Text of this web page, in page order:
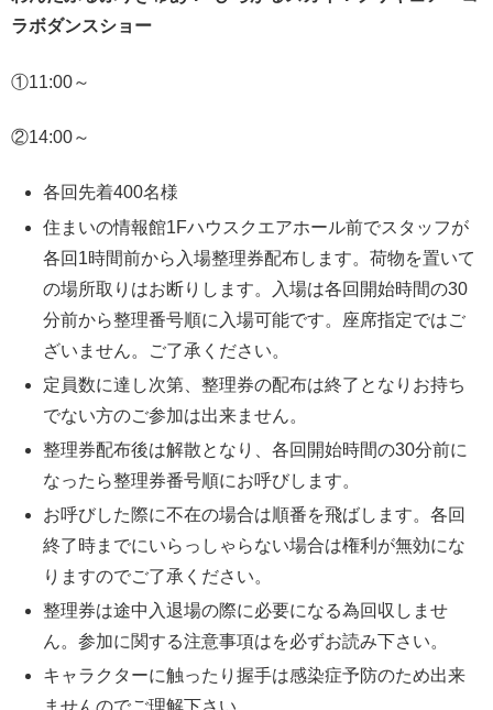
ラボダンスショー
①11:00～
②14:00～
各回先着400名様
住まいの情報館1Fハウスクエアホール前でスタッフが
各回1時間前から入場整理券配布します。荷物を置いて
の場所取りはお断りします。入場は各回開始時間の30
分前から整理番号順に入場可能です。座席指定ではご
ざいません。ご了承ください。
定員数に達し次第、整理券の配布は終了となりお持ち
でない方のご参加は出来ません。
整理券配布後は解散となり、各回開始時間の30分前に
なったら整理券番号順にお呼びします。
お呼びした際に不在の場合は順番を飛ばします。各回
終了時までにいらっしゃらない場合は権利が無効にな
りますのでご了承ください。
整理券は途中入退場の際に必要になる為回収しませ
ん。参加に関する注意事項はを必ずお読み下さい。
キャラクターに触ったり握手は感染症予防のため出来